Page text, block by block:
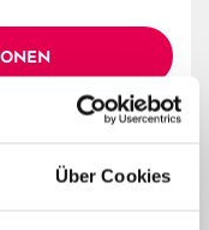
Über Cookies